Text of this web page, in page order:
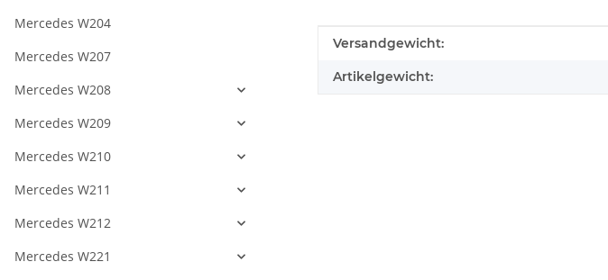
Produkteigenschaft
Wert
Versandgewicht:
Artikelgewicht:
Mercedes W204
Mercedes W207
Mercedes W208
Mercedes W209
Mercedes W210
Mercedes W211
Mercedes W212
Mercedes W221